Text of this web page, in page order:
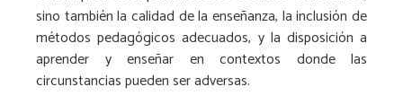
sino también la calidad de la enseñanza, la inclusión de
métodos pedagógicos adecuados, y la disposición a
aprender y enseñar en contextos donde las
circunstancias pueden ser adversas.